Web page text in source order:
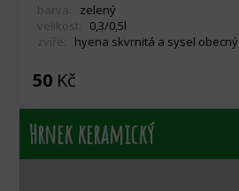
barva:
zelený
velikost:
0,3/0,5l
zvíře:
hyena skvrnitá a sysel obecný
50 Kč
Hrnek keramický